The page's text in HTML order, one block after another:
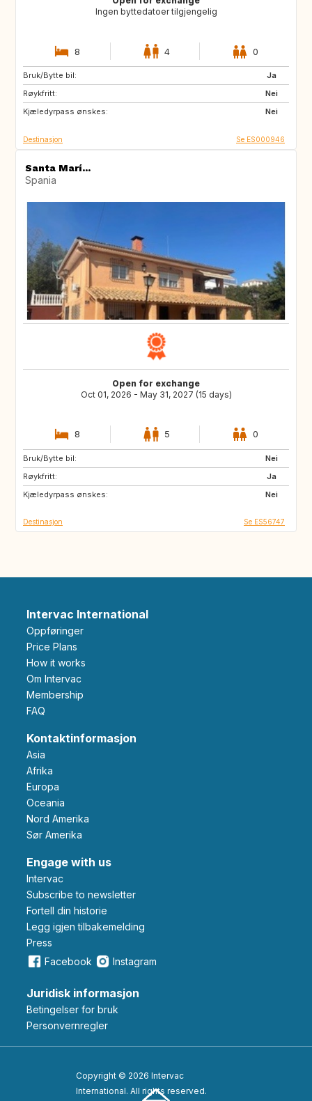
Ingen byttedatoer tilgjengelig
8 4 0
Bruk/Bytte bil:
Ja
Røykfritt:
Nei
Kjæledyrpass ønskes:
Nei
IT
Destinasjon Se ES000946
Santa Marí...
Spania
Open for exchange
Oct 01, 2026 - May 31, 2027 (15 days)
8 5 0
Bruk/Bytte bil:
Nei
Røykfritt:
Ja
Kjæledyrpass ønskes:
Nei
NL
Destinasjon Se ES56747
Intervac International
Oppføringer
Price Plans
How it works
Om Intervac
Membership
FAQ
Kontaktinformasjon
Asia
Afrika
Europa
Oceania
Nord Amerika
Sør Amerika
Engage with us
Intervac
Subscribe to newsletter
Fortell din historie
Legg igjen tilbakemelding
Press
Facebook
Instagram
Juridisk informasjon
Betingelser for bruk
Personvernregler
Copyright © 2026 Intervac
International. All rights reserved.